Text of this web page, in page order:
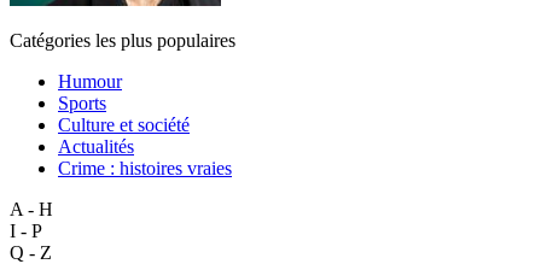
Catégories les plus populaires
Humour
Sports
Culture et société
Actualités
Crime : histoires vraies
A - H
I - P
Q - Z